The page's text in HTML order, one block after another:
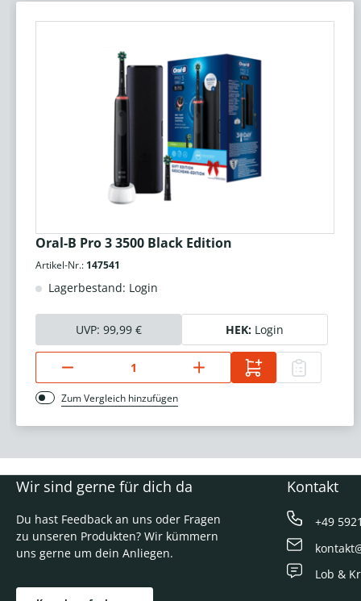
Oral-B Pro 3 3500 Black Edition
Artikel-Nr.: 147541
Lagerbestand: Login
UVP: 99,99 € HEK: Login
Zum Vergleich hinzufügen
Wir sind gerne für dich da
Du hast Feedback an uns oder Fragen
zu unseren Produkten? Wir kümmern
uns gerne um dein Anliegen.
Kontakt
+49
Lob &